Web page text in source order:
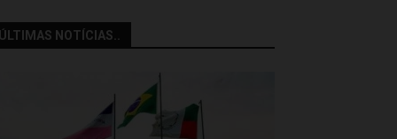
ÚLTIMAS NOTÍCIAS..